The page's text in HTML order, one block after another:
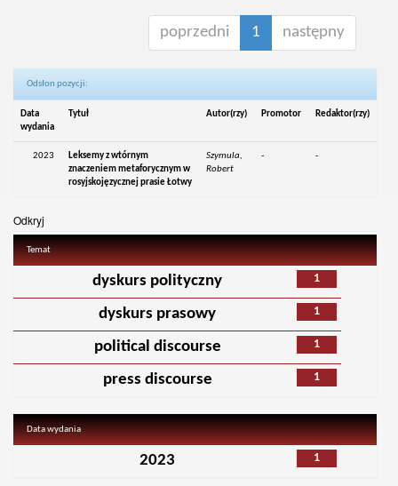
poprzedni 1 następny
Odsłon pozycji:
Data
wydania
Tytuł Autor(rzy) Promotor Redaktor(rzy)
2023
Leksemy z wtórnym
znaczeniem metaforycznym w
rosyjskojęzycznej prasie Łotwy
Szymula,
Robert
- -
Odkryj
Temat
1
dyskurs polityczny
1
dyskurs prasowy
1
political discourse
1
press discourse
Data wydania
1
2023